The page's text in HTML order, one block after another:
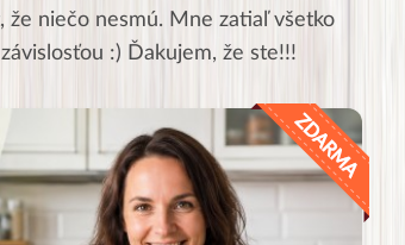
že niečo nesmú. Mne zatiaľ všetko
:) Ďakujem, že ste!!!